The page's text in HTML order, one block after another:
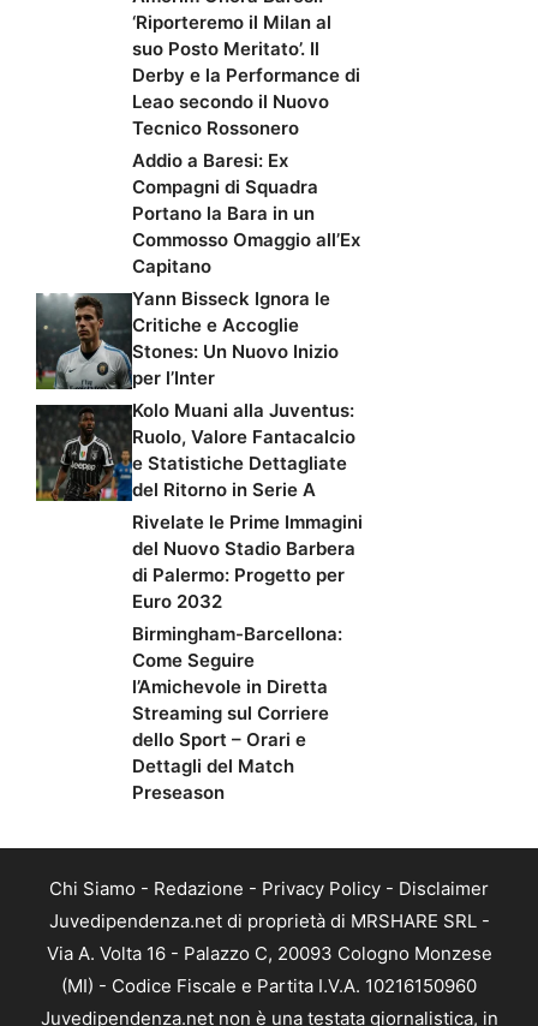
‘Riporteremo il Milan al
suo Posto Meritato’. Il
Derby e la Performance di
Leao secondo il Nuovo
Tecnico Rossonero
Addio a Baresi: Ex
Compagni di Squadra
Portano la Bara in un
Commosso Omaggio all’Ex
Capitano
Yann Bisseck Ignora le
Critiche e Accoglie
Stones: Un Nuovo Inizio
per l’Inter
Kolo Muani alla Juventus:
Ruolo, Valore Fantacalcio
e Statistiche Dettagliate
del Ritorno in Serie A
Rivelate le Prime Immagini
del Nuovo Stadio Barbera
di Palermo: Progetto per
Euro 2032
Birmingham-Barcellona:
Come Seguire
l’Amichevole in Diretta
Streaming sul Corriere
dello Sport – Orari e
Dettagli del Match
Preseason
Chi Siamo - Redazione - Privacy Policy - Disclaimer
Juvedipendenza.net di proprietà di MRSHARE SRL -
Via A. Volta 16 - Palazzo C, 20093 Cologno Monzese
(MI) - Codice Fiscale e Partita I.V.A. 10216150960
Juvedipendenza.net non è una testata giornalistica, in